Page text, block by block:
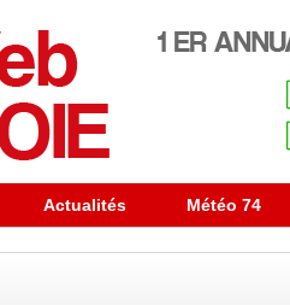
Actualités Météo 74